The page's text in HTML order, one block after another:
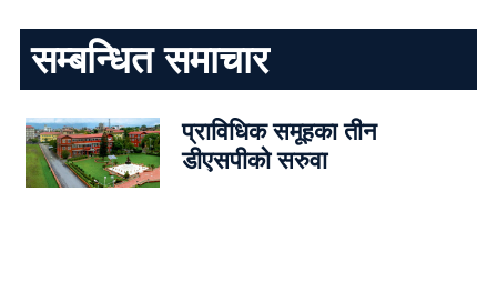
सम्बन्धित समाचार
प्राविधिक समूहका तीन
डीएसपीको सरुवा